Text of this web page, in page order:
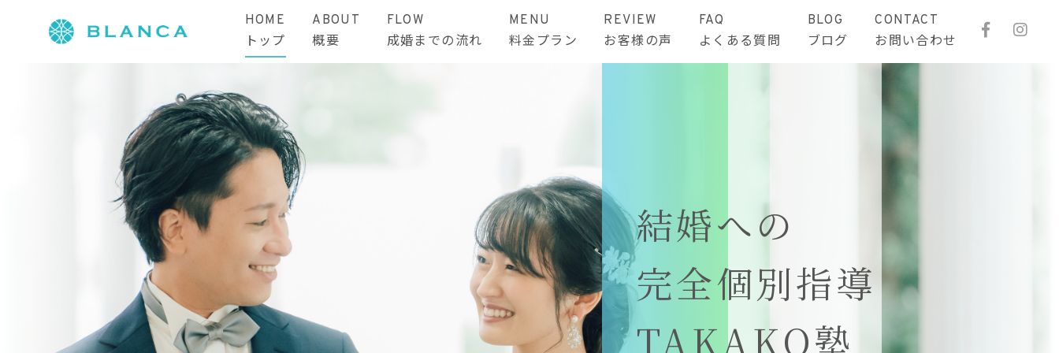
HOME
トップ
ABOUT
概要
FLOW
成婚までの流れ
MENU
料金プラン
REVIEW
お客様の声
FAQ
よくある質問
BLOG
ブログ
CONTACT
お問い合わせ
結婚への
完全個別指導
TAKAKO塾